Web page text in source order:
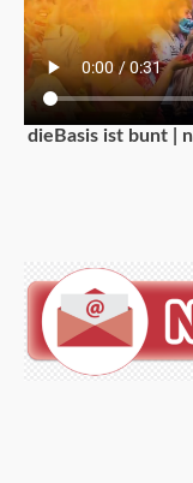
dieBasis ist bunt |